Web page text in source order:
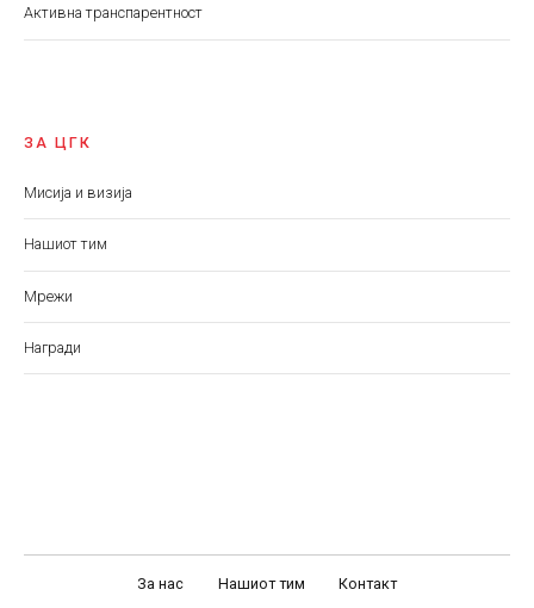
Aктивна транспарентност
ЗА ЦГК
Мисија и визија
Нашиот тим
Мрежи
Награди
За нас Нашиот тим Контакт